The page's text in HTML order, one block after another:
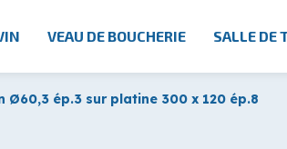
VEAU DE BOUCHERIE SALLE DE
Ø60,3 ép.3 sur platine 300 x 120 ép.8